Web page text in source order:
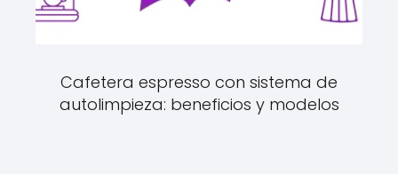
Cafetera espresso con sistema de
autolimpieza: beneficios y modelos